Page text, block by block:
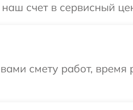
счет в сервисный
смету работ,